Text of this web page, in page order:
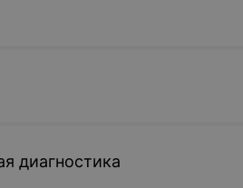
диагностика